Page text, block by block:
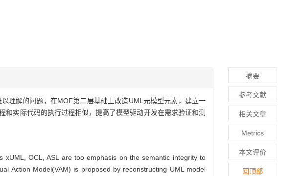
理解的问题，在MOF第二层基础上改造UML元模型元素，建立一
和实际代码的执行过程相似，提高了模型驱动开发在需求验证和测
OCL, ASL are too emphasis on the semantic integrity to
Action Model(VAM) is proposed by reconstructing UML model
摘要
参考文献
相关文章
Metrics
本文评价
回顶部